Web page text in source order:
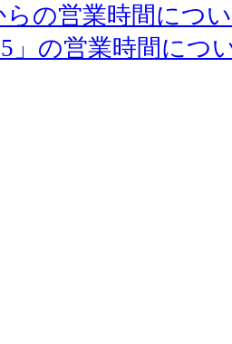
らの営業時間につ
」の営業時間につ